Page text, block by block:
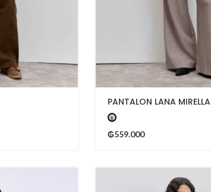
PANTALON LANA MIRELLA
₲559.000